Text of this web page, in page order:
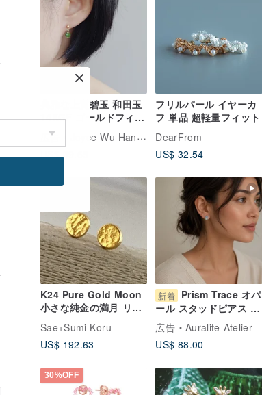
典雅な上質碧玉 和田玉
14KGF ゴールドフィル
ド 小さなドロップイヤ
リング | イヤーフッ
ク・イヤクリップに変
広告
Joyce Wu Handmade Jewelry
US$ 39.65
フリルパール イヤーカ
フ 単品 超軽量フィット
DearFrom
US$ 32.54
K24 Pure Gold Moon
小さな純金の満月 リサ
イクルK24厚めのスタッ
ドピアス 片耳分
Sae+Sumi Koru
US$ 192.63
新着 Prism Trace オパ
ール スタッドピアス |
天然石 925シルバー
広告
Auralite Atelier
US$ 88.00
30%OFF